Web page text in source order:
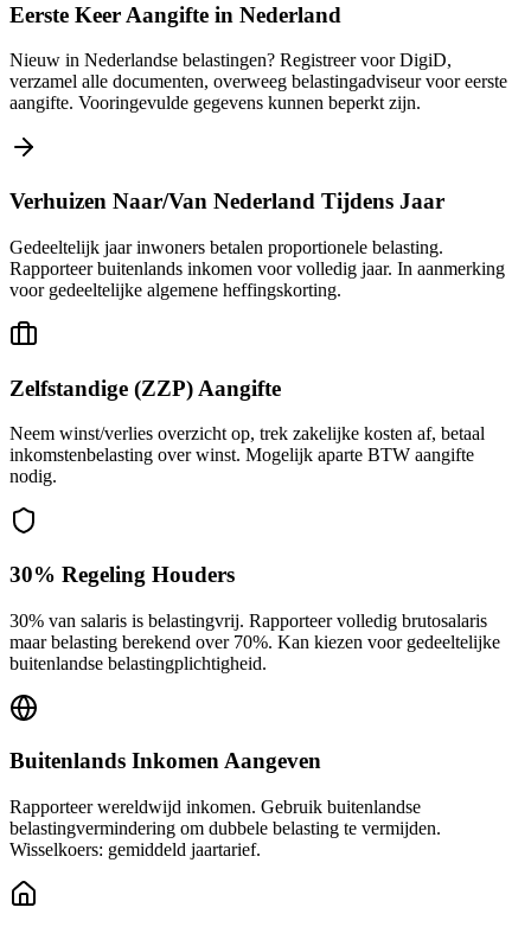
Eerste Keer Aangifte in Nederland
Nieuw in Nederlandse belastingen? Registreer voor DigiD,
verzamel alle documenten, overweeg belastingadviseur voor eerste
aangifte. Vooringevulde gegevens kunnen beperkt zijn.
Verhuizen Naar/Van Nederland Tijdens Jaar
Gedeeltelijk jaar inwoners betalen proportionele belasting.
Rapporteer buitenlands inkomen voor volledig jaar. In aanmerking
voor gedeeltelijke algemene heffingskorting.
Zelfstandige (ZZP) Aangifte
Neem winst/verlies overzicht op, trek zakelijke kosten af, betaal
inkomstenbelasting over winst. Mogelijk aparte BTW aangifte
nodig.
30% Regeling Houders
30% van salaris is belastingvrij. Rapporteer volledig brutosalaris
maar belasting berekend over 70%. Kan kiezen voor gedeeltelijke
buitenlandse belastingplichtigheid.
Buitenlands Inkomen Aangeven
Rapporteer wereldwijd inkomen. Gebruik buitenlandse
belastingvermindering om dubbele belasting te vermijden.
Wisselkoers: gemiddeld jaartarief.